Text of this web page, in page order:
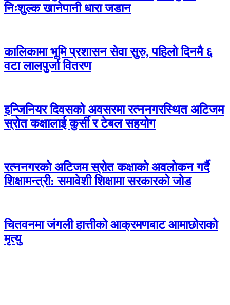
निःशुल्क खानेपानी धारा जडान
कालिकामा भूमि प्रशासन सेवा सुरु, पहिलो दिनमै ६
वटा लालपुर्जा वितरण
इन्जिनियर दिवसको अवसरमा रत्ननगरस्थित अटिजम
स्रोत कक्षालाई कुर्सी र टेबल सहयोग
रत्ननगरको अटिजम स्रोत कक्षाको अवलोकन गर्दै
शिक्षामन्त्री: समावेशी शिक्षामा सरकारको जोड
चितवनमा जंगली हात्तीको आक्रमणबाट आमाछोराको
मृत्यु